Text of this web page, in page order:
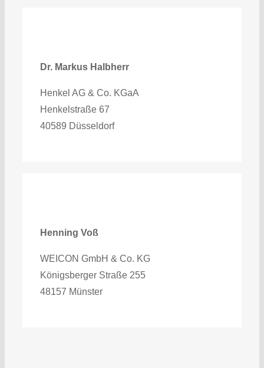
Dr. Markus Halbherr
Henkel AG & Co. KGaA
Henkelstraße 67
40589 Düsseldorf
Henning Voß
WEICON GmbH & Co. KG
Königsberger Straße 255
48157 Münster